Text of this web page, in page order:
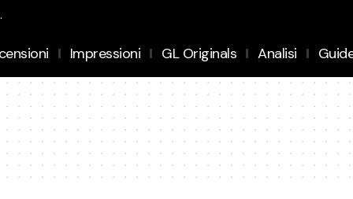
.
Impressioni GL Originals Analisi